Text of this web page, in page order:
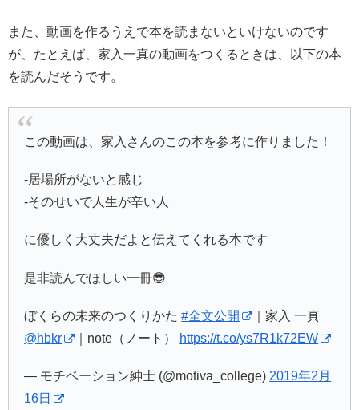
また、動画を作るうえで本を読まないといけないのです
が、たとえば、家入一真の動画をつくるときは、以下の本
を読んだそうです。
この動画は、家入さんのこの本を参考に作りました！
-居場所がないと感じ
-そのせいで人生が辛い人
に優しく大丈夫だよと伝えてくれる本です
是非読んでほしい一冊😎
ぼくらの未来のつくりかた#全文公開
｜家入 一真
@hbkr
｜note（ノート） https://t.co/ys7R1k72EW
— モチベーション紳士 (@motiva_college) 2019年2月
16日